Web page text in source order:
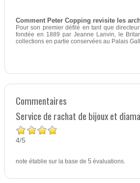
Comment Peter Copping revisite les
Pour son premier défilé en tant que
fondée en 1889 par Jeanne Lanvin, le
collections en partie conservées au Palais
Commentaires
Service de rachat de bijoux et
4/5
note établie sur la base de 5évaluations.